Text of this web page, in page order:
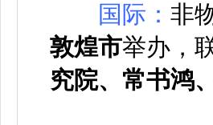
国际： 非
敦煌市举办，
究院、常书鸿